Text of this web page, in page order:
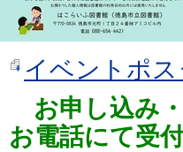
イベントポ
お申し込み
お電話にて受